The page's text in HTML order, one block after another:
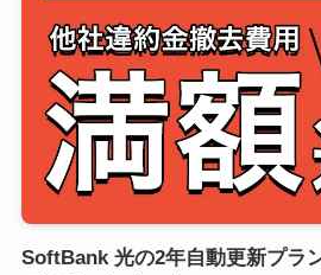
SoftBank 光の2年自動更新プラ